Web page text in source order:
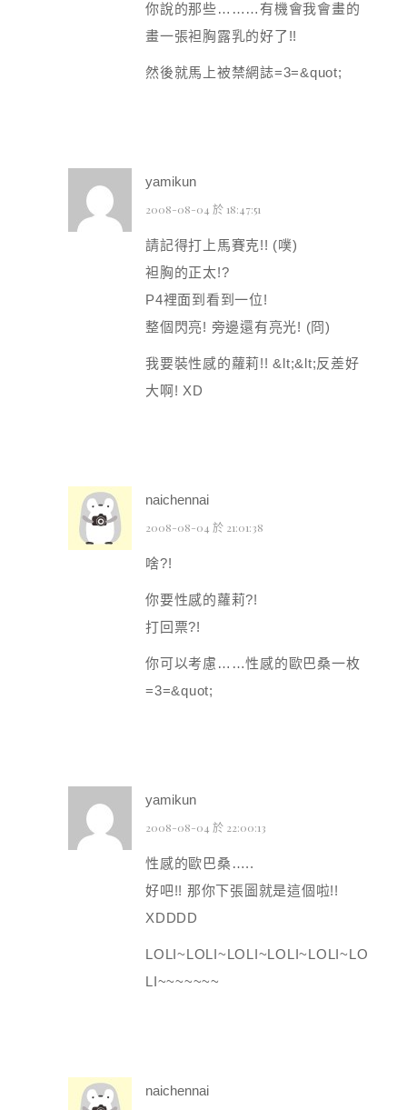
你說的那些………有機會我會畫的
畫一張袒胸露乳的好了!!
然後就馬上被禁網誌=3=&quot;
yamikun
2008-08-04 於 18:47:51
請記得打上馬賽克!! (噗)
袒胸的正太!?
P4裡面到看到一位!
整個閃亮! 旁邊還有亮光! (冏)
我要裝性感的蘿莉!! &lt;&lt;反差好
大啊! XD
naichennai
2008-08-04 於 21:01:38
啥?!
你要性感的蘿莉?!
打回票?!
你可以考慮……性感的歐巴桑一枚
=3=&quot;
yamikun
2008-08-04 於 22:00:13
性感的歐巴桑…..
好吧!! 那你下張圖就是這個啦!!
XDDDD
LOLI~LOLI~LOLI~LOLI~LOLI~LO
LI~~~~~~~
naichennai